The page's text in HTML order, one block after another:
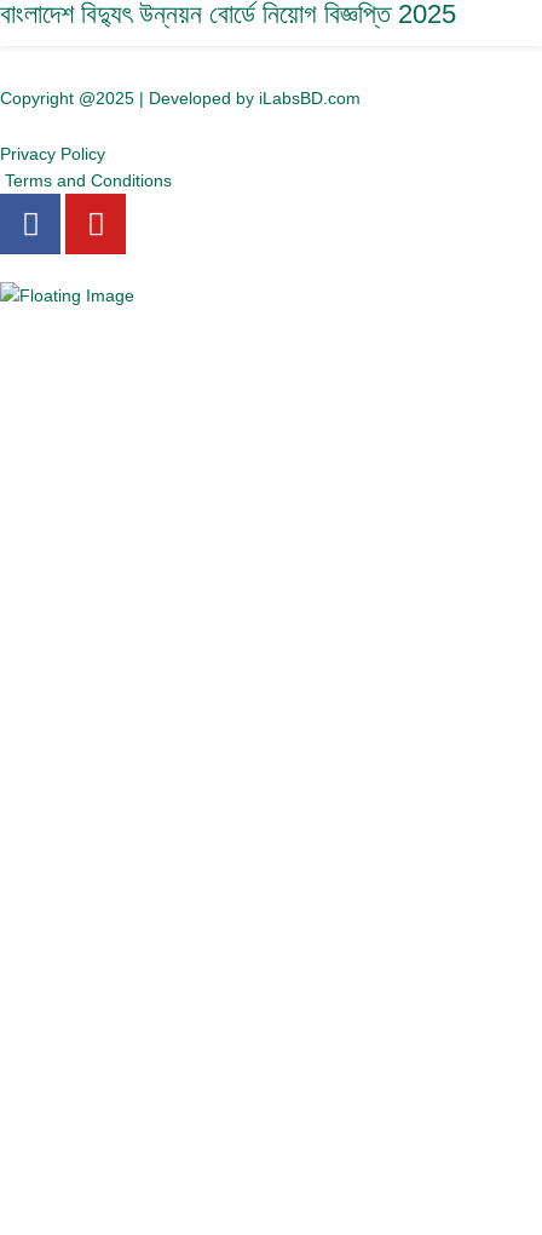
বাংলাদেশ বিদ্যুৎ উন্নয়ন বোর্ডে নিয়োগ বিজ্ঞপ্তি 2025
Copyright @2025 | Developed by iLabsBD.com
Privacy Policy
Terms and Conditions